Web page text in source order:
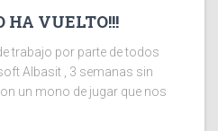
HA VUELTO!!!
trabajo por parte de todos
Albasit , 3 semanas sin
un mono de jugar que nos